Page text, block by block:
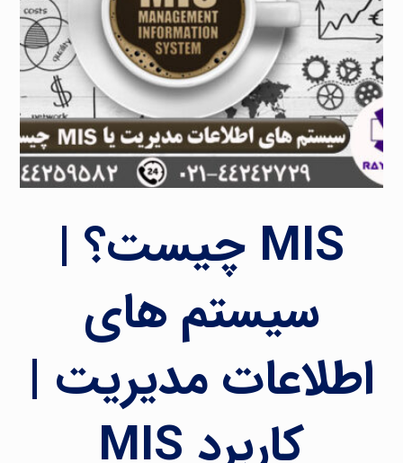
MIS چیست؟ |
سیستم های
اطلاعات مدیریت |
کاربرد MIS